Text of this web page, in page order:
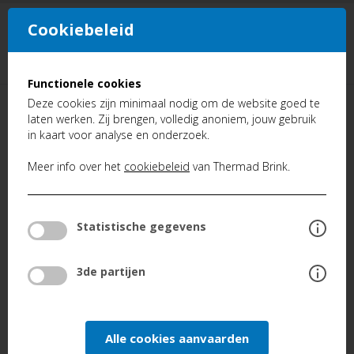
Cookiebeleid
Functionele cookies
Deze cookies zijn minimaal nodig om de website goed te
laten werken. Zij brengen, volledig anoniem, jouw gebruik
in kaart voor analyse en onderzoek.
Meer info over het cookiebeleid van Thermad Brink.
Statistische gegevens
3de partijen
Alle cookies aanvaarden
Ons bedrijf
Zuivere Lucht
Ventilatie
Koeling